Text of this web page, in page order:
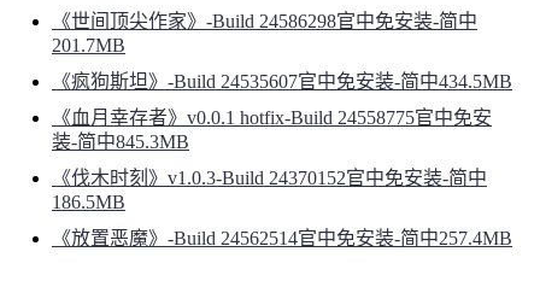
《世间顶尖作家》-Build 24586298官中免安装-简中
201.7MB
《疯狗斯坦》-Build 24535607官中免安装-简中434.5MB
《血月幸存者》v0.0.1 hotfix-Build 24558775官中免安
装-简中845.3MB
《伐木时刻》v1.0.3-Build 24370152官中免安装-简中
186.5MB
《放置恶魔》-Build 24562514官中免安装-简中257.4MB